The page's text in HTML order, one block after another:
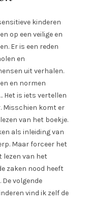
kinderen
op een veilige en
Er is een reden
en
uit verhalen.
en normen
Het is iets vertellen
Misschien komt er
van het boekje.
als inleiding van
Maar forceer het
lezen van het
zaken nood heeft
volgende
vind ik zelf de